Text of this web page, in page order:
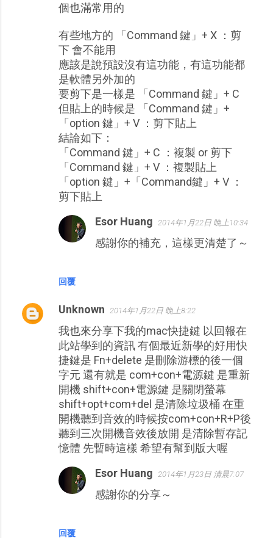
個也滿常用的
有些地方的 「Command 鍵」+ X ：剪
下 會不能用
應該是說預設沒有這功能，有這功能都
是軟體另外加的
要剪下是一樣是 「Command 鍵」+ C
但貼上的時候是 「Command 鍵」+
「option 鍵」+ V ：剪下貼上
結論如下：
「Command 鍵」+ C ：複製 or 剪下
「Command 鍵」+ V ：複製貼上
「option 鍵」+「Command鍵」+ V ：
剪下貼上
回覆
Esor Huang 2014年1月22日 晚上10:34
感謝你的補充，這樣更清楚了～
Unknown 2014年1月22日 晚上8:22
我也來分享下我的mac快捷鍵 以回報在
此站學到的資訊 有個最近新學的好用快
捷鍵是 Fn+delete 是刪除游標的後一個
字元 還有就是 com+con+電源鍵 是重新
開機 shift+con+電源鍵 是關閉螢幕
shift+opt+com+del 是清除垃圾桶 在重
開機聽到音效的時候按com+con+R+P後
聽到三次開機音效後放開 是清除暫存記
憶體 先暫時這樣 希望有幫到版大喔
回覆
Esor Huang 2014年1月23日 清晨7:07
感謝你的分享～